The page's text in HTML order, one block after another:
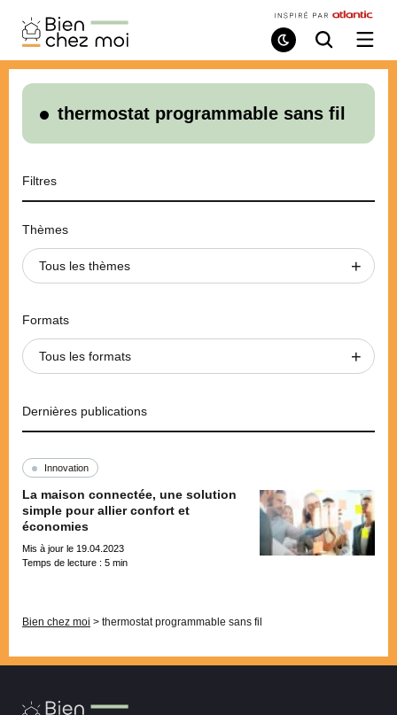
Bien
Chez
Moi
Mode
de
Recherche
/
le
thermostat programmable sans fil
Filtres
Thèmes
Tous les thèmes
Formats
Tous les formats
Dernières publications
Innovation
La maison connectée, une solution
simple pour allier confort et
économies
Mis à jour le 19.04.2023
Temps de lecture : 5 min
Bien chez moi > thermostat programmable sans fil
Bien